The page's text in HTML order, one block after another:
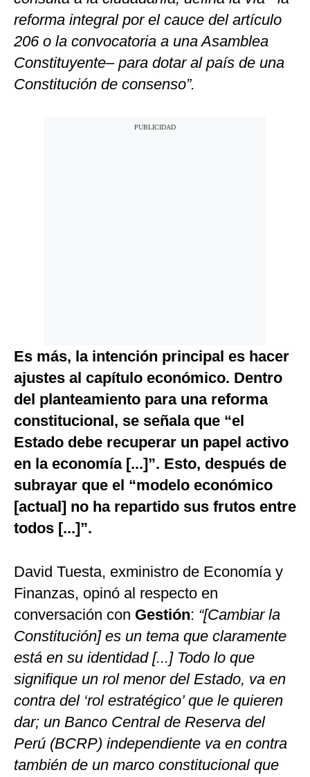
reforma integral por el cauce del artículo
206 o la convocatoria a una Asamblea
Constituyente– para dotar al país de una
Constitución de consenso”.
Es más, la intención principal es hacer
ajustes al capítulo económico. Dentro
del planteamiento para una reforma
constitucional, se señala que “el
Estado debe recuperar un papel activo
en la economía [...]”. Esto, después de
subrayar que el “modelo económico
[actual] no ha repartido sus frutos entre
todos [...]”.
David Tuesta, exministro de Economía y
Finanzas, opinó al respecto en
conversación con Gestión: “[Cambiar la
Constitución] es un tema que claramente
está en su identidad [...] Todo lo que
signifique un rol menor del Estado, va en
contra del ‘rol estratégico’ que le quieren
dar; un Banco Central de Reserva del
Perú (BCRP) independiente va en contra
también de un marco constitucional que